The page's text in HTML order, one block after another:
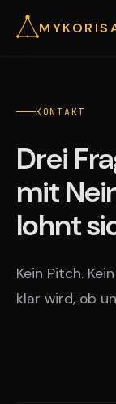
KONTAKT
Drei
mit
lohnt
Kein Pitch.
klar wird, ob